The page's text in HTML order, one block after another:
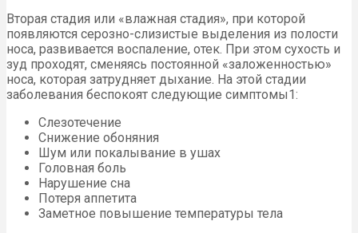
Вторая стадия или «влажная стадия», при которой
появляются серозно-слизистые выделения из полости
носа, развивается воспаление, отек. При этом сухость и
зуд проходят, сменяясь постоянной «заложенностью»
носа, которая затрудняет дыхание. На этой стадии
заболевания беспокоят следующие симптомы1:
Слезотечение
Снижение обоняния
Шум или покалывание в ушах
Головная боль
Нарушение сна
Потеря аппетита
Заметное повышение температуры тела